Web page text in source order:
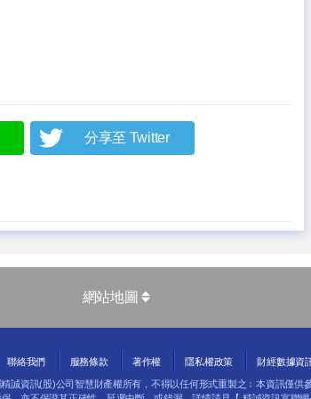
分享至 Twitter
網站地圖
聯絡我們 服務條款 著作權 隱私權政策 財經數據資
誠資訊(股)公司智慧財產權所有，不得以任何形式重製之﹔本資訊僅供參